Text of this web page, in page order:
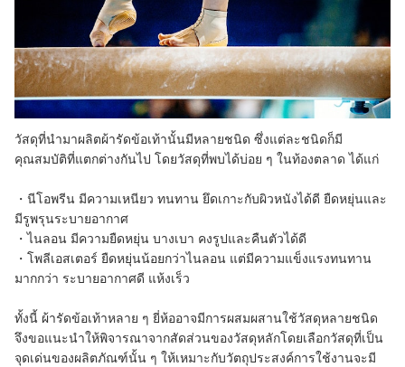
วัสดุที่นำมาผลิตผ้ารัดข้อเท้านั้นมีหลายชนิด ซึ่งแต่ละชนิดก็มี
คุณสมบัติที่แตกต่างกันไป โดยวัสดุที่พบได้บ่อย ๆ ในท้องตลาด ได้แก่
・นีโอพรีน มีความเหนียว ทนทาน ยึดเกาะกับผิวหนังได้ดี ยืดหยุ่นและ
มีรูพรุนระบายอากาศ
・ไนลอน มีความยืดหยุ่น บางเบา คงรูปและคืนตัวได้ดี
・โพลีเอสเตอร์ ยืดหยุ่นน้อยกว่าไนลอน แต่มีความแข็งแรงทนทาน
มากกว่า ระบายอากาศดี แห้งเร็ว
ทั้งนี้ ผ้ารัดข้อเท้าหลาย ๆ ยี่ห้ออาจมีการผสมผสานใช้วัสดุหลายชนิด
จึงขอแนะนำให้พิจารณาจากสัดส่วนของวัสดุหลักโดยเลือกวัสดุที่เป็น
จุดเด่นของผลิตภัณฑ์นั้น ๆ ให้เหมาะกับวัตถุประสงค์การใช้งานจะมี